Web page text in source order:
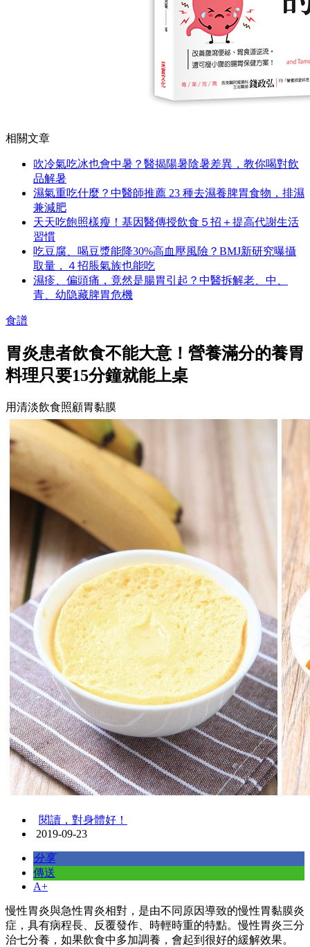
相關文章
吹冷氣吃冰也會中暑？醫揭陽暑陰暑差異，教你喝對飲
品解暑
濕氣重吃什麼？中醫師推薦 23 種去濕養脾胃食物，排濕
兼減肥
天天吃飽照樣瘦！基因醫傳授飲食５招＋提高代謝生活
習慣
吃豆腐、喝豆漿能降30%高血壓風險？BMJ新研究曝攝
取量，４招脹氣族也能吃
濕疹、偏頭痛，竟然是腸胃引起？中醫拆解老、中、
青、幼隐藏脾胃危機
食譜
胃炎患者飲食不能大意！營養滿分的養胃
料理只要15分鐘就能上桌
用清淡飲食照顧胃黏膜
閱讀，對身體好！
2019-09-23
分享
傳送
A+
慢性胃炎與急性胃炎相對，是由不同原因導致的慢性胃黏膜炎
症，具有病程長、反覆發作、時輕時重的特點。慢性胃炎三分
治七分養，如果飲食中多加調養，會起到很好的緩解效果。